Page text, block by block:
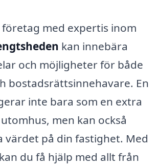
med expertis inom
kan innebära
och möjligheter för både
bostadsrättsinnehavare. En
inte bara som en extra
men kan också
värdet på din fastighet. Med
du få hjälp med allt från